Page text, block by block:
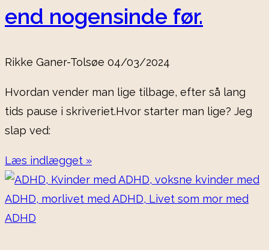
end nogensinde før.
Rikke Ganer-Tolsøe 04/03/2024
Hvordan vender man lige tilbage, efter så lang
tids pause i skriveriet.Hvor starter man lige? Jeg
slap ved:
Læs indlægget »